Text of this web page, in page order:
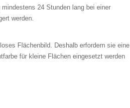
24 Stunden lang bei einer
werden.
Flächenbild. Deshalb erfordern sie eine
für kleine Flächen eingesetzt werden